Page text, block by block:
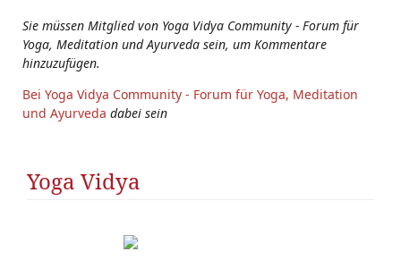
Sie müssen Mitglied von Yoga Vidya Community - Forum für
Yoga, Meditation und Ayurveda sein, um Kommentare
hinzuzufügen.
Bei Yoga Vidya Community - Forum für Yoga, Meditation
und Ayurveda dabei sein
Yoga Vidya